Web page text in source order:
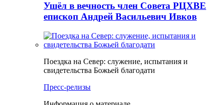
Ушёл в вечность член Совета РЦХВЕ
епископ Андрей Васильевич Ивков
Поездка на Север: служение, испытания и
свидетельства Божьей благодати
Пресс-релизы